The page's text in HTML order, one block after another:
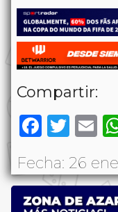
Compartir:
Fecha: 26